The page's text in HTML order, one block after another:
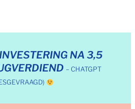
NA 3,5
– CHATGPT